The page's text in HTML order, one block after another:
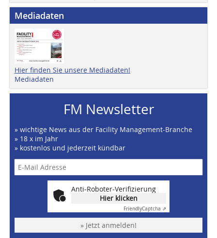
Mediadaten
Hier finden Sie unsere Mediadaten!
Mediadaten
FM Newsletter
» wichtige News aus der Facility Management-Branche
» 18 x im Jahr
» kostenlos und jederzeit kündbar
Anti-Roboter-Verifizierung
Hier klicken
FriendlyCaptcha ⇗
» Jetzt anmelden!